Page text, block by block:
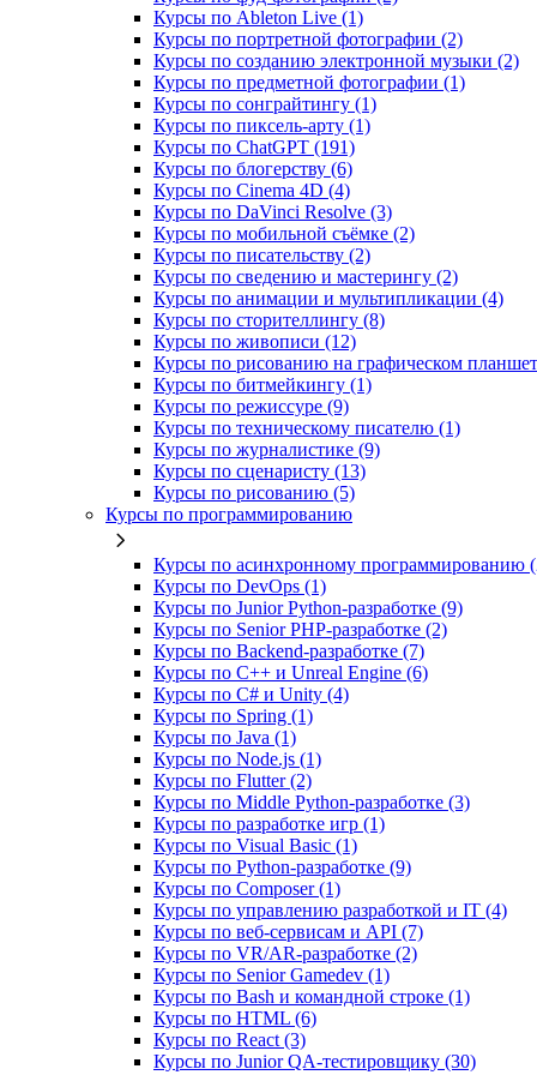
Курсы по Ableton Live (1)
Курсы по портретной фотографии (2)
Курсы по созданию электронной музыки (2)
Курсы по предметной фотографии (1)
Курсы по сонграйтингу (1)
Курсы по пиксель-арту (1)
Курсы по ChatGPT (191)
Курсы по блогерству (6)
Курсы по Cinema 4D (4)
Курсы по DaVinci Resolve (3)
Курсы по мобильной съёмке (2)
Курсы по писательству (2)
Курсы по сведению и мастерингу (2)
Курсы по анимации и мультипликации (4)
Курсы по сторителлингу (8)
Курсы по живописи (12)
Курсы по рисованию на графическом
Курсы по битмейкингу (1)
Курсы по режиссуре (9)
Курсы по техническому писателю (1)
Курсы по журналистике (9)
Курсы по сценаристу (13)
Курсы по рисованию (5)
Курсы по программированию
Курсы по асинхронному программированию
Курсы по DevOps (1)
Курсы по Junior Python-разработке (9)
Курсы по Senior PHP-разработке (2)
Курсы по Backend‑разработке (7)
Курсы по C++ и Unreal Engine (6)
Курсы по C# и Unity (4)
Курсы по Spring (1)
Курсы по Java (1)
Курсы по Node.js (1)
Курсы по Flutter (2)
Курсы по Middle Python-разработке (3)
Курсы по разработке игр (1)
Курсы по Visual Basic (1)
Курсы по Python-разработке (9)
Курсы по Composer (1)
Курсы по управлению разработкой и IT (4)
Курсы по веб‑сервисам и API (7)
Курсы по VR/AR‑разработке (2)
Курсы по Senior Gamedev (1)
Курсы по Bash и командной строке (1)
Курсы по HTML (6)
Курсы по React (3)
Курсы по Junior QA-тестировщику (30)